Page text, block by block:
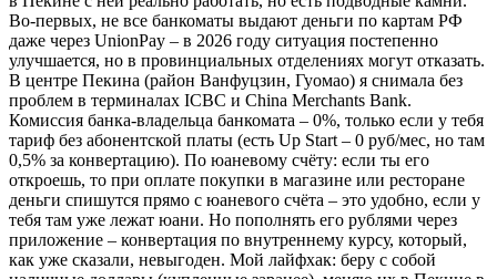
Во-первых, не все банкоматы выдают деньги по картам РФ
даже через UnionPay – в 2026 году ситуация постепенно
улучшается, но в провинциальных отделениях могут отказать.
В центре Пекина (район Ванфуцзин, Гуомао) я снимала без
проблем в терминалах ICBC и China Merchants Bank.
Комиссия банка-владельца банкомата – 0%, только если у тебя
тариф без абонентской платы (есть Up Start – 0 руб/мес, но там
0,5% за конвертацию). По юаневому счёту: если ты его
откроешь, то при оплате покупки в магазине или ресторане
деньги спишутся прямо с юаневого счёта – это удобно, если у
тебя там уже лежат юани. Но пополнять его рублями через
приложение – конвертация по внутреннему курсу, который,
как уже сказали, невыгоден. Мой лайфхак: беру с собой